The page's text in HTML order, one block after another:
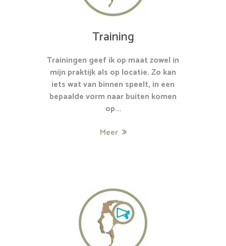
Training
Trainingen geef ik op maat zowel in
mijn praktijk als op locatie. Zo kan
iets wat van binnen speelt, in een
bepaalde vorm naar buiten komen
op...
Meer